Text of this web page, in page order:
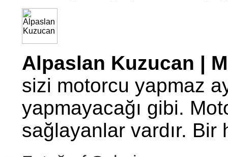
Alpaslan Kuzucan |
sizi motorcu yapmaz
yapmayacağı gibi.
sağlayanlar vardır.